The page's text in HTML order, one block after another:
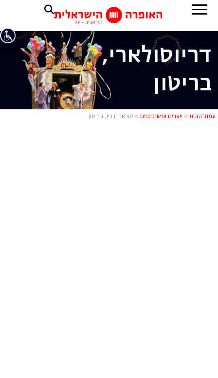
סולארי
דריוסולארי,
בריטון
עמוד הבית > יוצרים ומשתתפים > סולארי דריו, בריטון